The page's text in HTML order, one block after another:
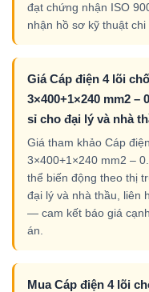
đạt chứng nhận ISO
nhận hồ sơ kỹ thuật chi
Giá Cáp điện 4 lõi
3×400+1×240 mm2 –
sỉ cho đại lý và nhà
Giá tham khảo Cáp
3×400+1×240 mm2 –
thể biến động theo thị
đại lý và nhà thầu, liên
— cam kết báo giá
án.
Mua Cáp điện 4 lõi